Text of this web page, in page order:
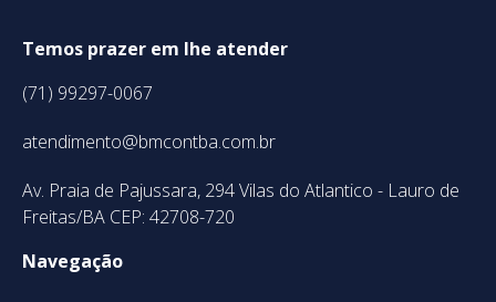
Temos prazer em lhe atender
(71) 99297-0067
atendimento@bmcontba.com.br
Av. Praia de Pajussara, 294 Vilas do Atlantico - Lauro de
Freitas/BA CEP: 42708-720
Navegação